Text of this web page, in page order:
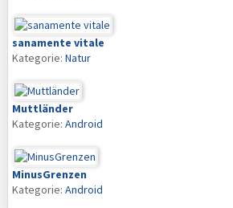
sanamente vitale
Kategorie: Natur
Muttländer
Kategorie: Android
MinusGrenzen
Kategorie: Android